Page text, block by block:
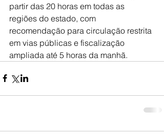
partir das 20 horas em todas as
regiões do estado, com
recomendação para circulação restrita
em vias públicas e fiscalização
ampliada até 5 horas da manhã.